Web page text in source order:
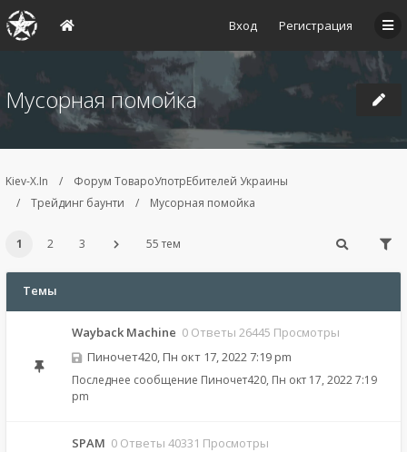
Вход Регистрация
Мусорная помойка
Kiev-X.In
Форум ТовароУпотрЕбителей Украины
Трейдинг баунти
Мусорная помойка
1 2 3 55 тем
Темы
Wayback Machine 0 Ответы 26445 Просмотры
Пиночет420, Пн окт 17, 2022 7:19 pm
Последнее сообщение Пиночет420, Пн окт 17, 2022 7:19
pm
SPAM 0 Ответы 40331 Просмотры